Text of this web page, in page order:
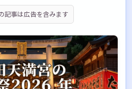
記事は広告を含みます